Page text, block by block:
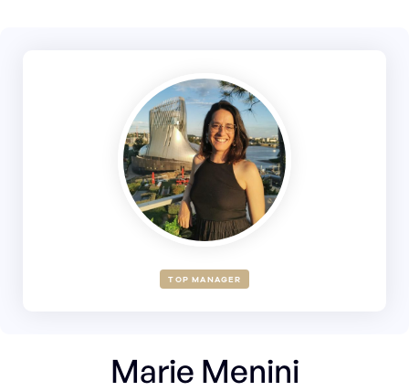
TOP MANAGER
Marie Menini